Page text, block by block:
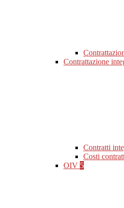
Contrattazione
Contratti
Costi
OIV 5